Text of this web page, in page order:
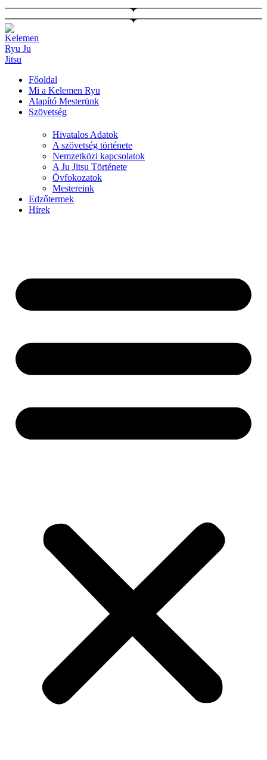
Ugrás
a
tartalomhoz
Főoldal
Mi a Kelemen Ryu
Alapító Mesterünk
Szövetség
Hivatalos Adatok
A szövetség története
Nemzetközi kapcsolatok
A Ju Jitsu Története
Övfokozatok
Mestereink
Edzőtermek
Hírek